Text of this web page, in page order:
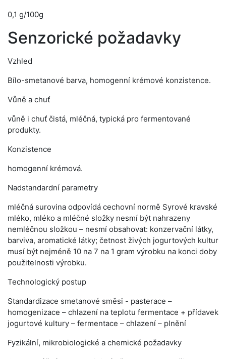
0,1 g/100g
Senzorické požadavky
Vzhled
Bílo-smetanové barva, homogenní krémové konzistence.
Vůně a chuť
vůně i chuť čistá, mléčná, typická pro fermentované
produkty.
Konzistence
homogenní krémová.
Nadstandardní parametry
mléčná surovina odpovídá cechovní normě Syrové kravské
mléko, mléko a mléčné složky nesmí být nahrazeny
nemléčnou složkou – nesmí obsahovat: konzervační látky,
barviva, aromatické látky; četnost živých jogurtových kultur
musí být nejméně 10 na 7 na 1 gram výrobku na konci doby
použitelnosti výrobku.
Technologický postup
Standardizace smetanové směsi - pasterace –
homogenizace – chlazení na teplotu fermentace + přídavek
jogurtové kultury – fermentace – chlazení – plnění
Fyzikální, mikrobiologické a chemické požadavky